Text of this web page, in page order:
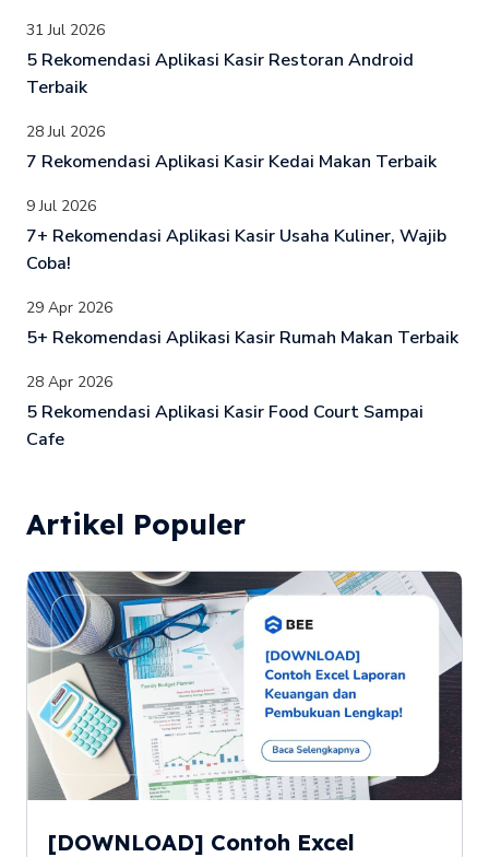
31 Jul 2026
5 Rekomendasi Aplikasi Kasir Restoran Android
Terbaik
28 Jul 2026
7 Rekomendasi Aplikasi Kasir Kedai Makan Terbaik
9 Jul 2026
7+ Rekomendasi Aplikasi Kasir Usaha Kuliner, Wajib
Coba!
29 Apr 2026
5+ Rekomendasi Aplikasi Kasir Rumah Makan Terbaik
28 Apr 2026
5 Rekomendasi Aplikasi Kasir Food Court Sampai
Cafe
Artikel Populer
[DOWNLOAD] Contoh Excel